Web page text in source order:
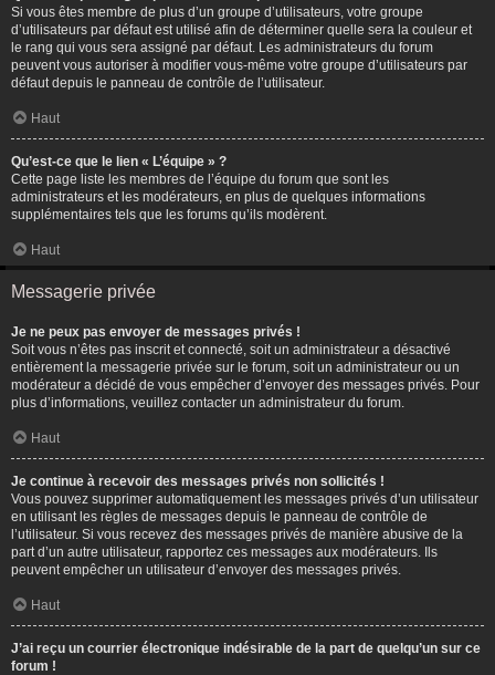
Si vous êtes membre de plus d’un groupe d’utilisateurs, votre groupe
d’utilisateurs par défaut est utilisé afin de déterminer quelle sera la couleur et
le rang qui vous sera assigné par défaut. Les administrateurs du forum
peuvent vous autoriser à modifier vous-même votre groupe d’utilisateurs par
défaut depuis le panneau de contrôle de l’utilisateur.
Haut
Qu’est-ce que le lien « L’équipe » ?
Cette page liste les membres de l’équipe du forum que sont les
administrateurs et les modérateurs, en plus de quelques informations
supplémentaires tels que les forums qu’ils modèrent.
Haut
Messagerie privée
Je ne peux pas envoyer de messages privés !
Soit vous n’êtes pas inscrit et connecté, soit un administrateur a désactivé
entièrement la messagerie privée sur le forum, soit un administrateur ou un
modérateur a décidé de vous empêcher d’envoyer des messages privés. Pour
plus d’informations, veuillez contacter un administrateur du forum.
Haut
Je continue à recevoir des messages privés non sollicités !
Vous pouvez supprimer automatiquement les messages privés d’un utilisateur
en utilisant les règles de messages depuis le panneau de contrôle de
l’utilisateur. Si vous recevez des messages privés de manière abusive de la
part d’un autre utilisateur, rapportez ces messages aux modérateurs. Ils
peuvent empêcher un utilisateur d’envoyer des messages privés.
Haut
J’ai reçu un courrier électronique indésirable de la part de quelqu’un sur ce
forum !